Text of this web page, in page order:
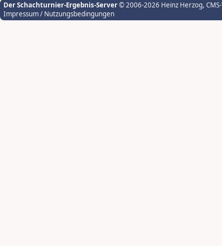
Der Schachturnier-Ergebnis-Server© 2006-2026 Heinz Herzog,
Impressum / Nutzungsbedingungen